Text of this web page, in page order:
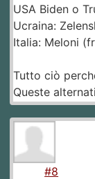
USA Biden o
Ucraina:
Italia: Meloni
Tutto ciò
Queste
#8